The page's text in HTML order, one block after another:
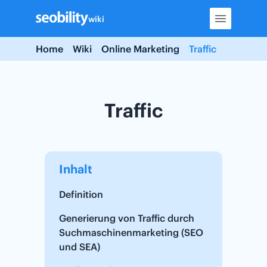
content
wiki
Home Wiki Online Marketing Traffic
Traffic
Inhalt
Definition
Generierung von Traffic durch
Suchmaschinenmarketing (SEO
und SEA)